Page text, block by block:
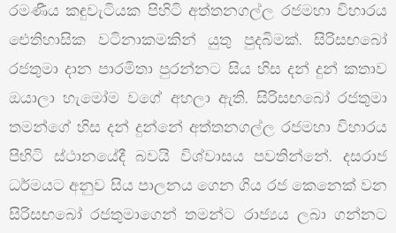
රමණීය කඳුවැටියක පිහිටි අත්තනගල්ල රජමහා විහාරය
ඓතිහාසික වටිනාකමකින් යුතු පුදබිමක්. සිරිසඟබෝ
රජතුමා දාන පාරමිතා පුරන්නට සිය හිස දන් දුන් කතාව
ඔයාලා හැමෝම වගේ අහලා ඇති. සිරිසඟබෝ රජතුමා
තමන්ගේ හිස දන් දුන්නේ අත්තනගල්ල රජමහා විහාරය
පිහිටි ස්ථානයේදී බවයි විශ්වාසය පවතින්නේ. දසරාජ
ධර්මයට අනුව සිය පාලනය ගෙන ගිය රජ කෙනෙක් වන
සිරිසඟබෝ රජතුමාගෙන් තමන්ට රාජ්‍යය ලබා ගන්නට